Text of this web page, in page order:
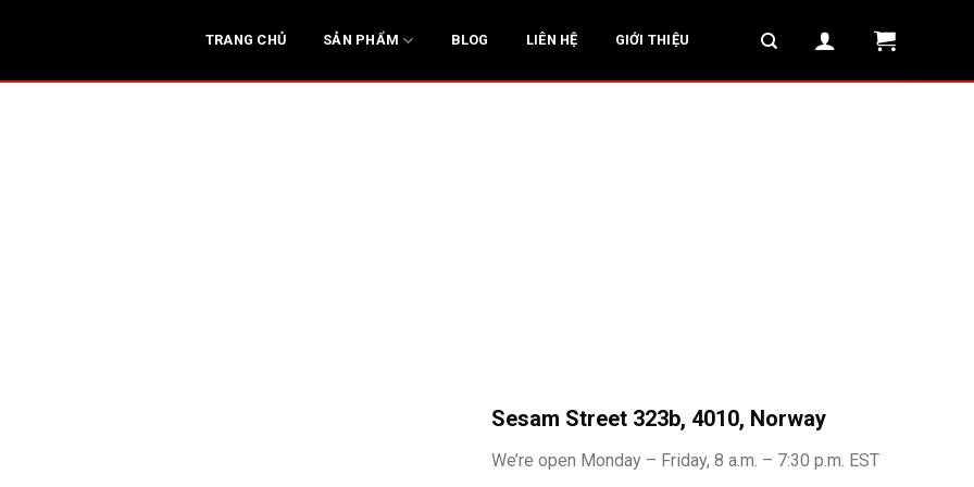
TRANG CHỦ SẢN PHẨM BLOG LIÊN HỆ GIỚI THIỆU
Sesam Street 323b, 4010, Norway
We’re open Monday – Friday, 8 a.m. – 7:30 p.m. EST